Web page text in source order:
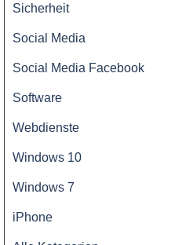
Sicherheit
Social Media
Social Media Facebook
Software
Webdienste
Windows 10
Windows 7
iPhone